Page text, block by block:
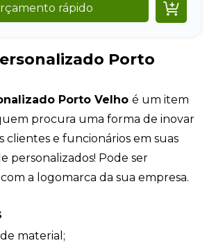
rápido 
Porto
Porto Velhoé um item
procura uma forma de inovar
clientes e funcionários em suas
personalizados! Pode ser
a logomarca da sua empresa.
material;